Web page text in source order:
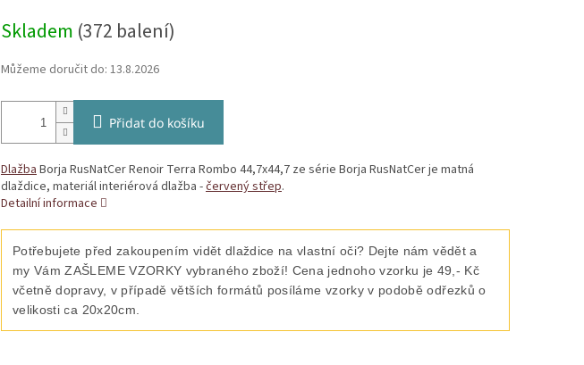
Skladem (372 balení)
Můžeme doručit do: 13.8.2026
Přidat do košíku
DlažbaBorja RusNatCer Renoir Terra Rombo 44,7x44,7 ze série Borja RusNatCer je matná
dlaždice, materiál interiérová dlažba -červený střep.
Detailní informace
Potřebujete před zakoupením vidět dlaždice na vlastní oči? Dejte nám vědět a
my Vám ZAŠLEME VZORKY vybraného zboží! Cena jednoho vzorku je 49,- Kč
včetně dopravy, v případě větších formátů posíláme vzorky v podobě odřezků o
velikosti ca 20x20cm.